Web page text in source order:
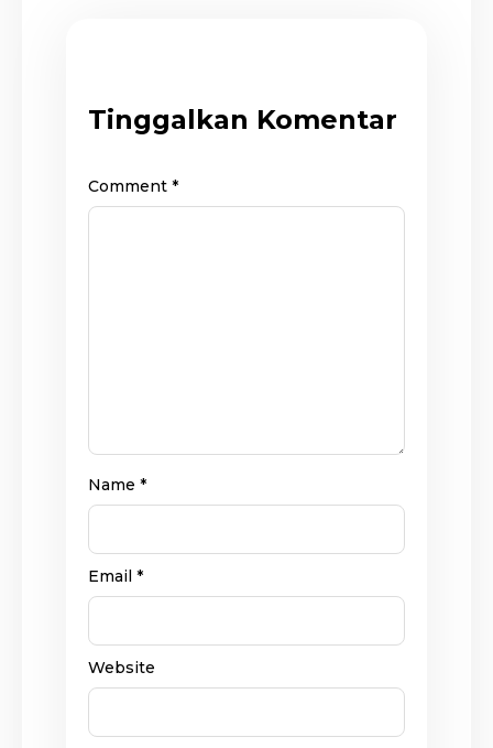
Tinggalkan Komentar
Comment *
Name *
Email *
Website